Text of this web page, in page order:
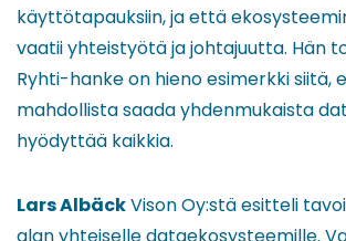
käyttötapauksiin, ja että
vaatii yhteistyötä ja johtajuutta. Hän
Ryhti-hanke on hieno esimerkki siitä,
mahdollista saada yhdenmukaista
hyödyttää kaikkia.
Lars AlbäckVison Oy:stä esitteli
alan yhteiselle dataekosysteemille.